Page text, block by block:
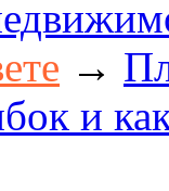
→
и